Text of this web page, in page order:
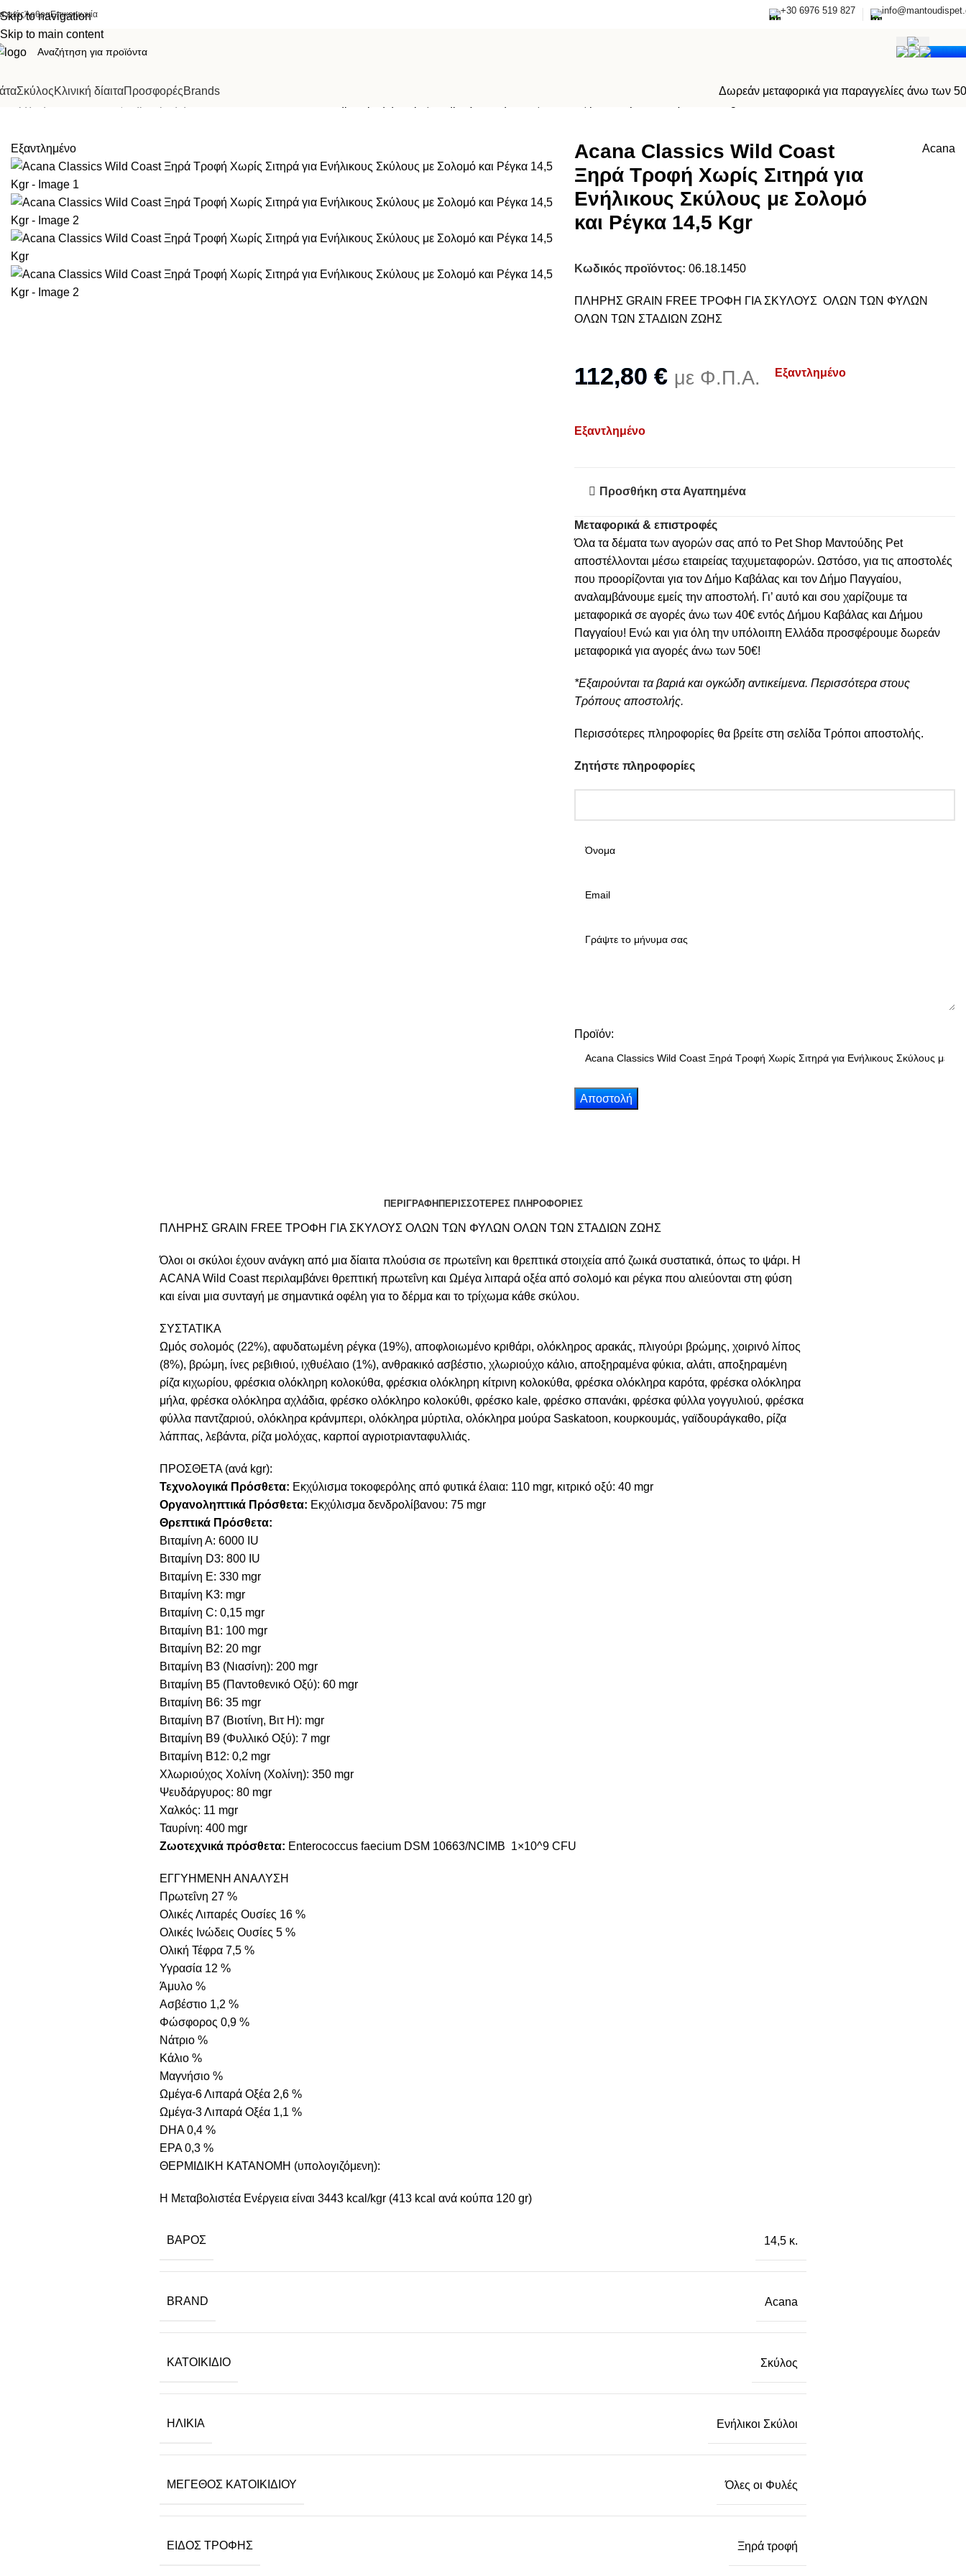
Skip to navigation
Skip to main content
εμάςΆρθραΕπικοινωνία +30 6976 519 827
0,00
ΣκύλοςΚλινική δίαιταΠροσφορέςBrands
Δωρεάν μεταφορικά για παραγγελίες άνω των
Εξαντλημένο
Acana Classics Wild Coast
Ξηρά Τροφή Χωρίς Σιτηρά για
Ενήλικους Σκύλους με Σολομό
και Ρέγκα 14,5 Kgr
Acana
Κωδικός προϊόντος: 06.18.1450
ΠΛΗΡΗΣ GRAIN FREE ΤΡΟΦΗ ΓΙΑ ΣΚΥΛΟΥΣ ΟΛΩΝ ΤΩΝ ΦΥΛΩΝ
ΟΛΩΝ ΤΩΝ ΣΤΑΔΙΩΝ ΖΩΗΣ
112,80 € με Φ.Π.Α. Εξαντλημένο
Εξαντλημένο
Προσθήκη στα Αγαπημένα
Μεταφορικά & επιστροφές
Όλα τα δέματα των αγορών σας από το Pet Shop Μαντούδης Pet
αποστέλλονται μέσω εταιρείας ταχυμεταφορών. Ωστόσο, για τις αποστολές
που προορίζονται για τον Δήμο Καβάλας και τον Δήμο Παγγαίου,
αναλαμβάνουμε εμείς την αποστολή. Γι’ αυτό και σου χαρίζουμε τα
μεταφορικά σε αγορές άνω των 40€ εντός Δήμου Καβάλας και Δήμου
Παγγαίου! Ενώ και για όλη την υπόλοιπη Ελλάδα προσφέρουμε δωρεάν
μεταφορικά για αγορές άνω των 50€!
*Εξαιρούνται τα βαριά και ογκώδη αντικείμενα. Περισσότερα στους
Τρόπους αποστολής.
Περισσότερες πληροφορίες θα βρείτε στη σελίδα Τρόποι αποστολής.
Ζητήστε πληροφορίες
Προϊόν:
ΠΕΡΙΓΡΑΦΗ ΠΕΡΙΣΣΟΤΕΡΕΣ ΠΛΗΡΟΦΟΡΙΕΣ
ΠΛΗΡΗΣ GRAIN FREE ΤΡΟΦΗ ΓΙΑ ΣΚΥΛΟΥΣ ΟΛΩΝ ΤΩΝ ΦΥΛΩΝ ΟΛΩΝ ΤΩΝ ΣΤΑΔΙΩΝ ΖΩΗΣ
Όλοι οι σκύλοι έχουν ανάγκη από μια δίαιτα πλούσια σε πρωτεΐνη και θρεπτικά στοιχεία από ζωικά συστατικά, όπως το ψάρι. Η
ACANA Wild Coast περιλαμβάνει θρεπτική πρωτεΐνη και Ωμέγα λιπαρά οξέα από σολομό και ρέγκα που αλιεύονται στη φύση
και είναι μια συνταγή με σημαντικά οφέλη για το δέρμα και το τρίχωμα κάθε σκύλου.
ΣΥΣΤΑΤΙΚΑ
Ωμός σολομός (22%), αφυδατωμένη ρέγκα (19%), αποφλοιωμένο κριθάρι, ολόκληρος αρακάς, πλιγούρι βρώμης, χοιρινό λίπος
(8%), βρώμη, ίνες ρεβιθιού, ιχθυέλαιο (1%), ανθρακικό ασβέστιο, χλωριούχο κάλιο, αποξηραμένα φύκια, αλάτι, αποξηραμένη
ρίζα κιχωρίου, φρέσκια ολόκληρη κολοκύθα, φρέσκια ολόκληρη κίτρινη κολοκύθα, φρέσκα ολόκληρα καρότα, φρέσκα ολόκληρα
μήλα, φρέσκα ολόκληρα αχλάδια, φρέσκο ολόκληρο κολοκύθι, φρέσκο kale, φρέσκο σπανάκι, φρέσκα φύλλα γογγυλιού, φρέσκα
φύλλα παντζαριού, ολόκληρα κράνμπερι, ολόκληρα μύρτιλα, ολόκληρα μούρα Saskatoon, κουρκουμάς, γαϊδουράγκαθο, ρίζα
λάππας, λεβάντα, ρίζα μολόχας, καρποί αγριοτριανταφυλλιάς.
ΠΡΟΣΘΕΤΑ (ανά kgr):
Τεχνολογικά Πρόσθετα: Εκχύλισμα τοκοφερόλης από φυτικά έλαια: 110 mgr, κιτρικό οξύ: 40 mgr
Οργανοληπτικά Πρόσθετα: Εκχύλισμα δενδρολίβανου: 75 mgr
Θρεπτικά Πρόσθετα:
Βιταμίνη Α: 6000 IU
Βιταμίνη D3: 800 IU
Βιταμίνη E: 330 mgr
Βιταμίνη Κ3: mgr
Βιταμίνη C: 0,15 mgr
Βιταμίνη B1: 100 mgr
Βιταμίνη B2: 20 mgr
Βιταμίνη B3 (Νιασίνη): 200 mgr
Βιταμίνη B5 (Παντοθενικό Οξύ): 60 mgr
Βιταμίνη B6: 35 mgr
Βιταμίνη B7 (Βιοτίνη, Βιτ Η): mgr
Βιταμίνη B9 (Φυλλικό Οξύ): 7 mgr
Βιταμίνη B12: 0,2 mgr
Χλωριούχος Χολίνη (Χολίνη): 350 mgr
Ψευδάργυρος: 80 mgr
Χαλκός: 11 mgr
Ταυρίνη: 400 mgr
Ζωοτεχνικά πρόσθετα: Enterococcus faecium DSM 10663/NCIMB 1×10^9 CFU
ΕΓΓΥΗΜΕΝΗ ΑΝΑΛΥΣΗ
Πρωτεΐνη 27 %
Ολικές Λιπαρές Ουσίες 16 %
Ολικές Ινώδεις Ουσίες 5 %
Ολική Τέφρα 7,5 %
Υγρασία 12 %
Άμυλο %
Ασβέστιο 1,2 %
Φώσφορος 0,9 %
Νάτριο %
Κάλιο %
Μαγνήσιο %
Ωμέγα-6 Λιπαρά Οξέα 2,6 %
Ωμέγα-3 Λιπαρά Οξέα 1,1 %
DHA 0,4 %
EPA 0,3 %
ΘΕΡΜΙΔΙΚΗ ΚΑΤΑΝΟΜΗ (υπολογιζόμενη):
Η Μεταβολιστέα Ενέργεια είναι 3443 kcal/kgr (413 kcal ανά κούπα 120 gr)
ΒΆΡΟΣ 14,5 κ.
BRAND Acana
ΚΑΤΟΙΚΊΔΙΟ Σκύλος
ΗΛΙΚΊΑ Ενήλικοι Σκύλοι
ΜΈΓΕΘΟΣ ΚΑΤΟΙΚΙΔΊΟΥ Όλες οι Φυλές
ΕΊΔΟΣ ΤΡΟΦΉΣ Ξηρά τροφή